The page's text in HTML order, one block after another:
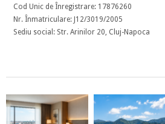
Cod Unic de Înregistrare: 17876260
Nr. Înmatriculare: J12/3019/2005
Sediu social: Str. Arinilor 20, Cluj-Napoca